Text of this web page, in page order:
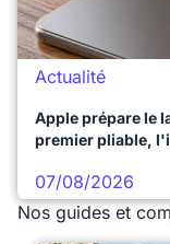
Actualité
Apple prépare le
premier pliable,
07/08/2026
Nos guides et